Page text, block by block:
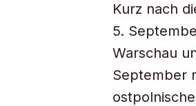
Kurz nach
5.
Warschau
September